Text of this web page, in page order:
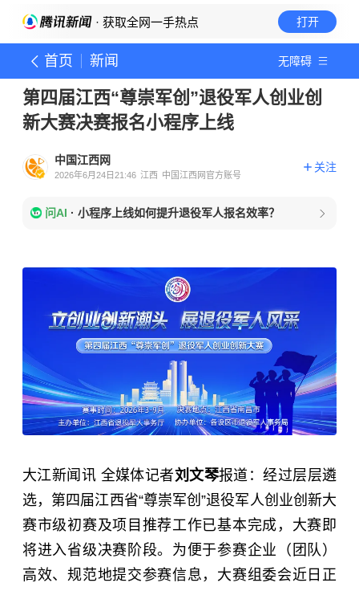
· 获取全网一手热点 打开
首页 新闻 无障碍
第四届江西“尊崇军创”退役军人创业创
新大赛决赛报名小程序上线
中国江西网
2026年6月24日21:46 江西 中国江西网官方账号
关注
问AI · 小程序上线如何提升退役军人报名效率？
大江新闻讯 全媒体记者刘文琴报道：经过层层遴
选，第四届江西省“尊崇军创”退役军人创业创新大
赛市级初赛及项目推荐工作已基本完成，大赛即
将进入省级决赛阶段。为便于参赛企业（团队）
高效、规范地提交参赛信息，大赛组委会近日正